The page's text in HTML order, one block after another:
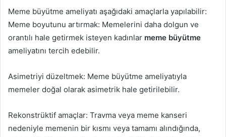
Meme büyütme ameliyatı aşağıdaki amaçlarla yapılabilir:
Meme boyutunu artırmak: Memelerini daha dolgun ve
orantılı hale getirmek isteyen kadınlar meme büyütme
ameliyatını tercih edebilir.
Asimetriyi düzeltmek: Meme büyütme ameliyatıyla
memeler doğal olarak asimetrik hale getirilebilir.
Rekonstrüktif amaçlar: Travma veya meme kanseri
nedeniyle memenin bir kısmı veya tamamı alındığında,